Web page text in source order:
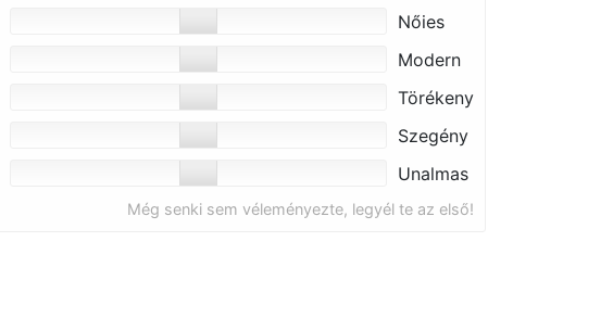
Nőies
Modern
Törékeny
Szegény
Unalmas
Még senki sem véleményezte, legyél te az első!